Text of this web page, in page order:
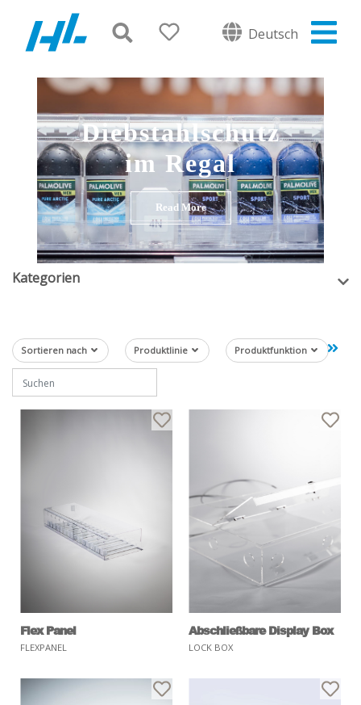
Deutsch
Diebstahlschutz
im Regal
Read More
Kategorien
Sortieren nach Produktlinie Produktfunktion
Flex Panel
FLEXPANEL
Abschließbare Display Box
LOCK BOX